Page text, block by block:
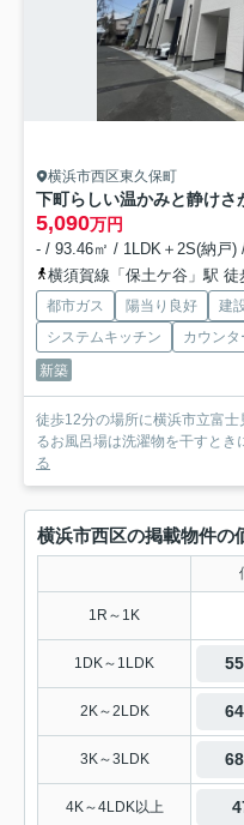
横浜市西区東久保町
5,090万円
- / 93.46㎡ / 1LDK＋2S(納戸)
横須賀線「保土ケ谷」駅 徒
都市ガス 陽当り良好 建
システムキッチン
カウン
新築
徒歩12分の場所に横浜市立富
るお風呂場は洗濯物を干すとき
る
横浜市西区の掲載物件の
1R～1K
1DK～1LDK
2K～2LDK
3K～3LDK
4K～4LDK以上